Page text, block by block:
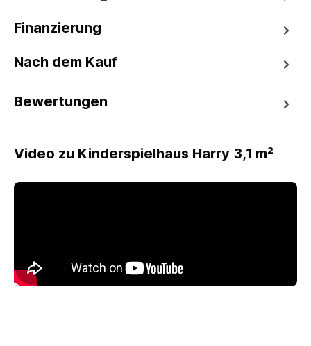
Finanzierung
Nach dem Kauf
Bewertungen
Video zu Kinderspielhaus Harry 3,1 m²